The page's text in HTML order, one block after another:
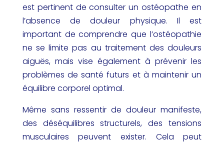
est pertinent de consulter un ostéopathe en
l’absence de douleur physique. Il est
important de comprendre que l’ostéopathie
ne se limite pas au traitement des douleurs
aiguës, mais vise également à prévenir les
problèmes de santé futurs et à maintenir un
équilibre corporel optimal.
Même sans ressentir de douleur manifeste,
des déséquilibres structurels, des tensions
musculaires peuvent exister. Cela peut